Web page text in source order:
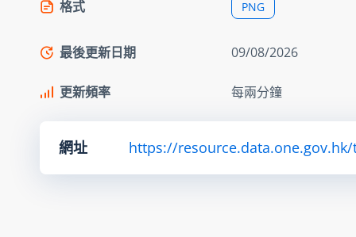
格式 PNG
最後更新日期 09/08/2026
更新頻率 每兩分鐘
網址 https://